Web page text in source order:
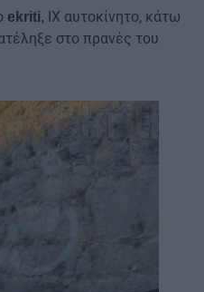
ekriti, ΙΧ αυτοκίνητο, κάτω
στο πρανές του